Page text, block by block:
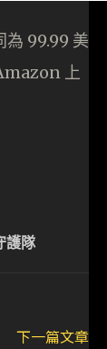
為 99.99 美
上
護隊
下一篇文章